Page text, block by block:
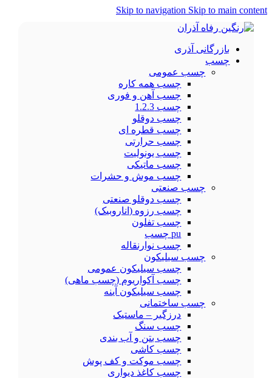
Skip to navigation Skip to main content
بازرگانی آذری
چسب
چسب عمومی
چسب همه کاره
چسب آهن و فوری
چسب 1.2.3
چسب دوقلو
چسب قطره ای
چسب حرارتی
چسب یونولیت
چسب ماتیکی
چسب موش و حشرات
چسب صنعتی
چسب دوقلو صنعتی
چسب رزوه (اناروبیک)
چسب تفلون
pu چسب
چسب نوارنقاله
چسب سیلیکون
چسب سیلیکون عمومی
چسب آکواریوم (چسب ماهی)
چسب سیلیکون آینه
چسب ساختمانی
درزگیر – ماستیک
چسب سنگ
چسب بتن و آب بندی
چسب کاشی
چسب موکت و کف پوش
چسب کاغذ دیواری